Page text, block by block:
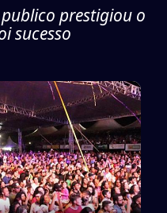
prestigiou o
sucesso